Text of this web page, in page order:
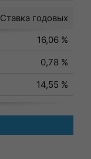
Ставка годовых
16,06 %
0,78 %
14,55 %